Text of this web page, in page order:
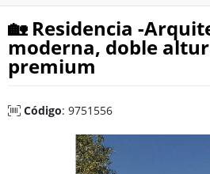
🏡 Residencia -
moderna, doble
premium
Código: 9751556